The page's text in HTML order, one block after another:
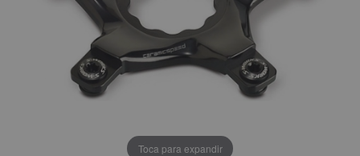
Toca para expandir